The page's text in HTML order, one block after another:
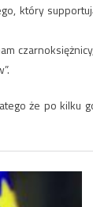
który
że po kilku